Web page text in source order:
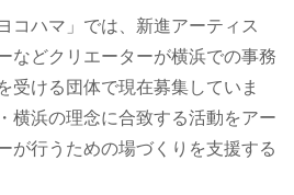
コハマ」では、新進アーティス
などクリエーターが横浜での事務
受ける団体で現在募集していま
横浜の理念に合致する活動をアー
が行うための場づくりを支援する